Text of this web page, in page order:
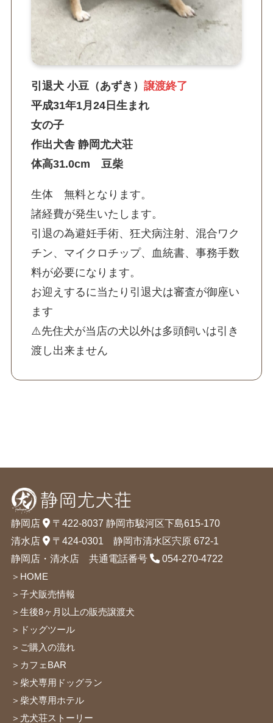
引退犬 小豆（あずき）譲渡終了
平成31年1月24日生まれ
女の子
作出犬舎 静岡尤犬荘
体高31.0cm 豆柴
生体 無料となります。
諸経費が発生いたします。
引退の為避妊手術、狂犬病注射、混合ワク
チン、マイクロチップ、血統書、事務手数
料が必要になります。
お迎えするに当たり引退犬は審査が御座い
ます
⚠️先住犬が当店の犬以外は多頭飼いは引き
渡し出来ません
静岡店
〒422-8037 静岡市駿河区下島615-170
清水店
〒424-0301 静岡市清水区宍原 672-1
静岡店・清水店 共通電話番号
054-270-4722
＞HOME
＞子犬販売情報
＞生後8ヶ月以上の販売譲渡犬
＞ドッグツール
＞ご購入の流れ
＞カフェBAR
＞柴犬専用ドッグラン
＞柴犬専用ホテル
＞尤犬荘ストーリー